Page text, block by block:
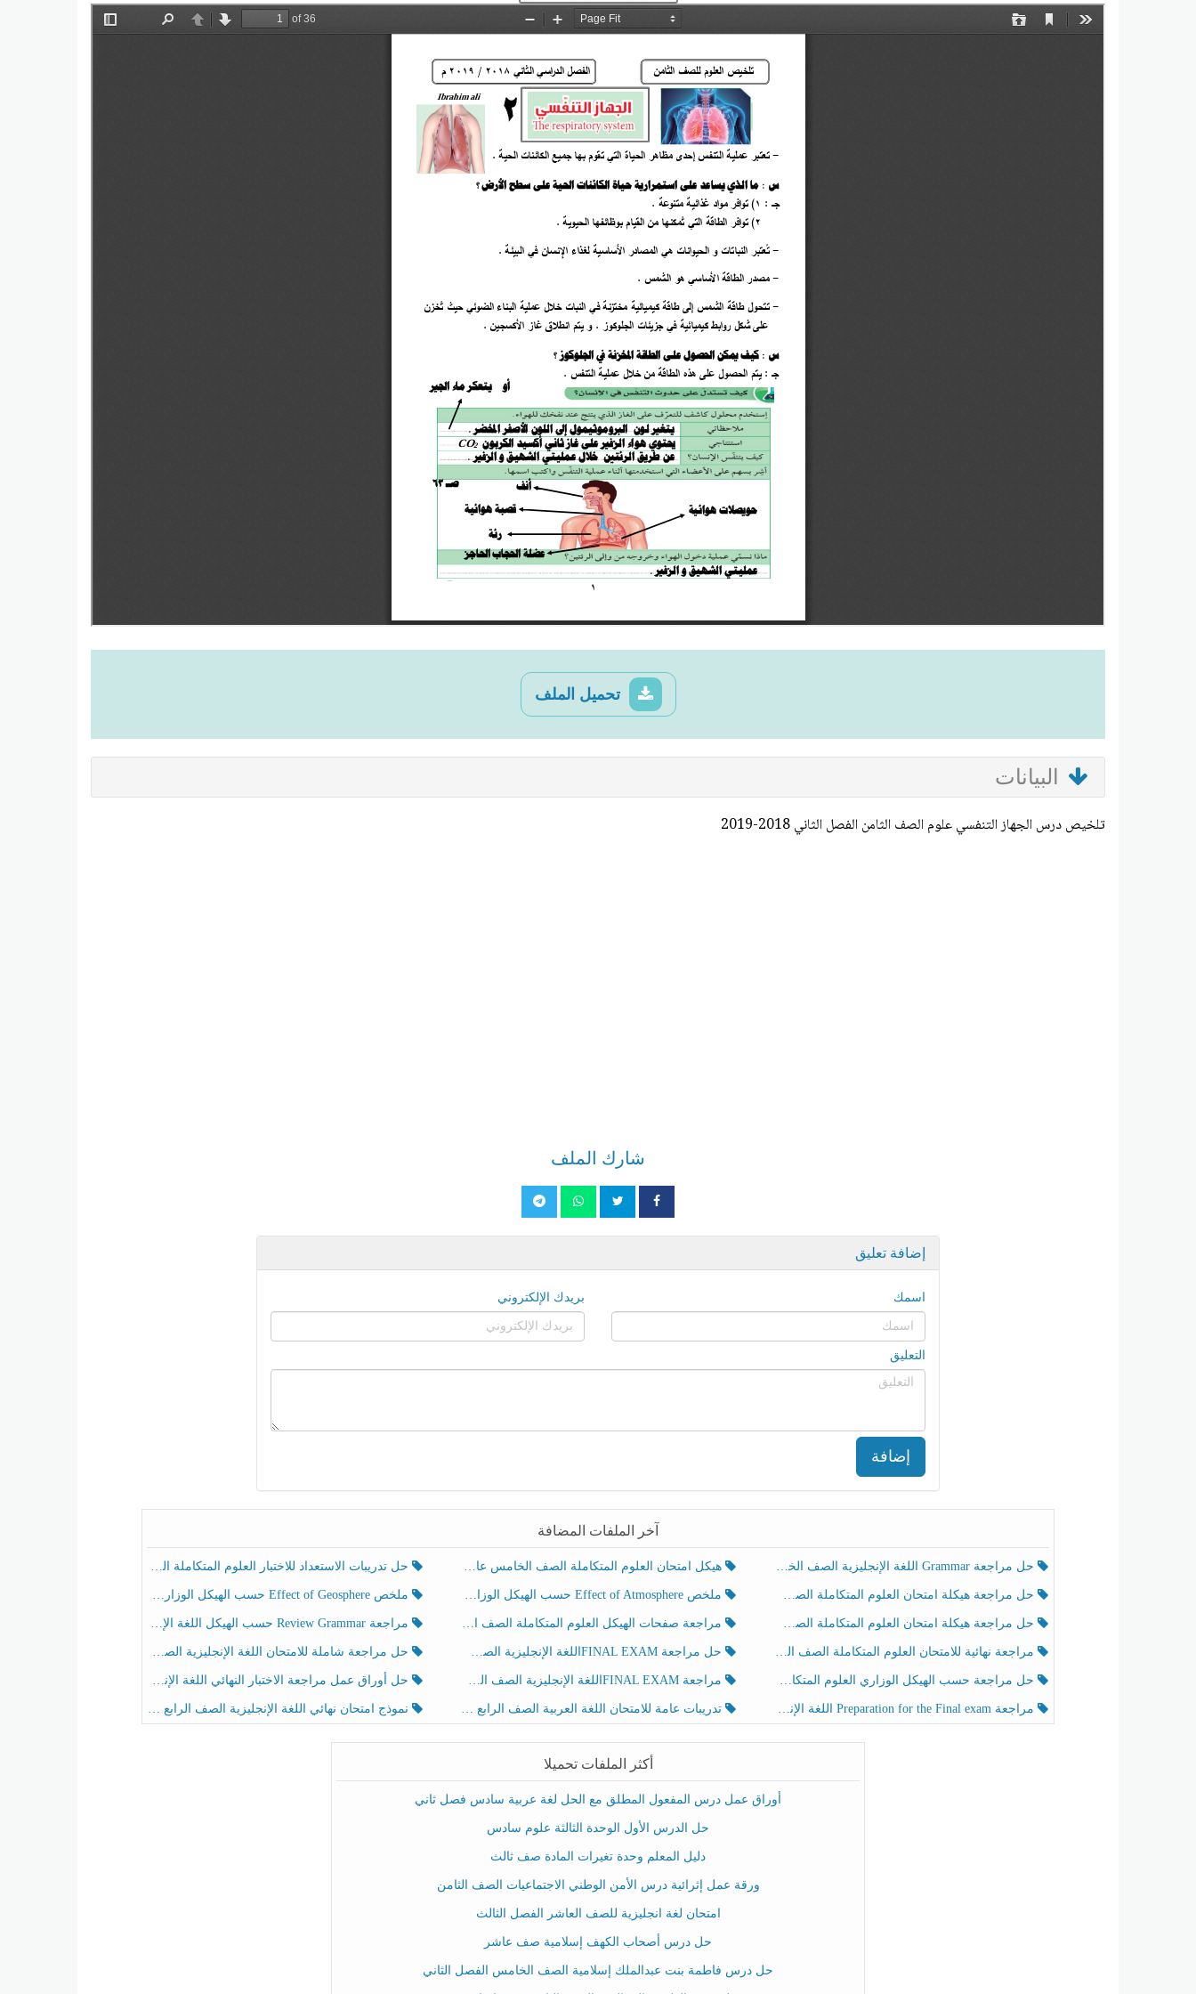
تحميل الملف
البيانات
تلخيص درس الجهاز التنفسي علوم الصف الثامن الفصل الثاني 2018-2019
شارك الملف
إضافة تعليق
اسمك بريدك الإلكتروني
التعليق
إضافة
آخر الملفات المضافة
حل مراجعة Grammar اللغة الإنجليزية الصف الخامس الفصل الثالث هيكل امتحان العلوم المتكاملة الصف الخامس عام الفصل الدراسي الثالث 2025-2026 حل تدريبات الاستعداد للاختبار العلوم المتكاملة الصف الخامس عام الفصل الثالث
حل مراجعة هيكلة امتحان العلوم المتكاملة الصف الخامس انسبير الفصل الثالث ملخص Effect of Atmosphere حسب الهيكل الوزاري العلوم المتكاملة الصف الخامس انسبير الفصل الثالث ملخص Effect of Geosphere حسب الهيكل الوزاري العلوم المتكاملة الصف الخامس انسبير الفصل الثالث
حل مراجعة هيكلة امتحان العلوم المتكاملة الصف الخامس عام الفصل الثالث مراجعة صفحات الهيكل العلوم المتكاملة الصف الخامس انسبير الفصل الثالث مراجعة Review Grammar حسب الهيكل اللغة الإنجليزية الصف الخامس الفصل الثالث
مراجعة نهائية للامتحان العلوم المتكاملة الصف الخامس انسبير الفصل الثالث حل مراجعة FINAL EXAMاللغة الإنجليزية الصف الخامس الفصل الثالث حل مراجعة شاملة للامتحان اللغة الإنجليزية الصف الخامس الفصل الثالث
حل مراجعة حسب الهيكل الوزاري العلوم المتكاملة الصف الخامس عام الفصل الثالث مراجعة FINAL EXAMاللغة الإنجليزية الصف الخامس الفصل الثالث حل أوراق عمل مراجعة الاختبار النهائي اللغة الإنجليزية الصف الرابع الفصل الثالث
مراجعة Preparation for the Final exam اللغة الإنجليزية الصف الرابع الفصل الثالث تدريبات عامة للامتحان اللغة العربية الصف الرابع الفصل الثالث نموذج امتحان نهائي اللغة الإنجليزية الصف الرابع الفصل الثالث
أكثر الملفات تحميلا
أوراق عمل درس المفعول المطلق مع الحل لغة عربية سادس فصل ثاني
حل الدرس الأول الوحدة الثالثة علوم سادس
دليل المعلم وحدة تغيرات المادة صف ثالث
ورقة عمل إثرائية درس الأمن الوطني الاجتماعيات الصف الثامن
امتحان لغة انجليزية للصف العاشر الفصل الثالث
حل درس أصحاب الكهف إسلامية صف عاشر
حل درس فاطمة بنت عبدالملك إسلامية الصف الخامس الفصل الثاني